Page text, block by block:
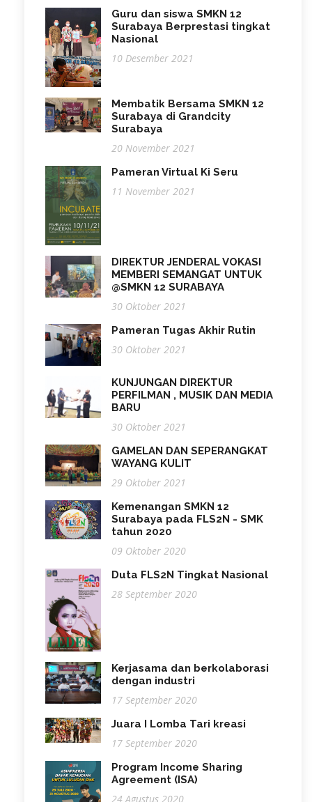
Guru dan siswa SMKN 12
Surabaya Berprestasi tingkat
Nasional
10 Desember 2021
Membatik Bersama SMKN 12
Surabaya di Grandcity
Surabaya
20 November 2021
Pameran Virtual Ki Seru
11 November 2021
DIREKTUR JENDERAL VOKASI
MEMBERI SEMANGAT UNTUK
@SMKN 12 SURABAYA
30 Oktober 2021
Pameran Tugas Akhir Rutin
30 Oktober 2021
KUNJUNGAN DIREKTUR
PERFILMAN , MUSIK DAN MEDIA
BARU
30 Oktober 2021
GAMELAN DAN SEPERANGKAT
WAYANG KULIT
29 Oktober 2021
Kemenangan SMKN 12
Surabaya pada FLS2N - SMK
tahun 2020
09 Oktober 2020
Duta FLS2N Tingkat Nasional
28 September 2020
Kerjasama dan berkolaborasi
dengan industri
17 September 2020
Juara I Lomba Tari kreasi
17 September 2020
Program Income Sharing
Agreement (ISA)
24 Agustus 2020